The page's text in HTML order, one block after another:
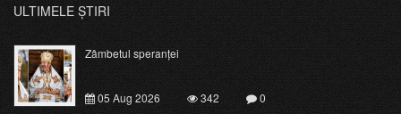
ULTIMELE ȘTIRI
Zâmbetul speranței
05 Aug 2026 342
0